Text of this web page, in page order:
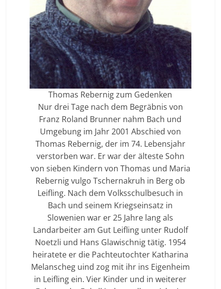
Thomas Rebernig zum Gedenken
Nur drei Tage nach dem Begräbnis von
Franz Roland Brunner nahm Bach und
Umgebung im Jahr 2001 Abschied von
Thomas Rebernig, der im 74. Lebensjahr
verstorben war. Er war der älteste Sohn
von sieben Kindern von Thomas und Maria
Rebernig vulgo Tschernakruh in Berg ob
Leifling. Nach dem Volksschulbesuch in
Bach und seinem Kriegseinsatz in
Slowenien war er 25 Jahre lang als
Landarbeiter am Gut Leifling unter Rudolf
Noetzli und Hans Glawischnig tätig. 1954
heiratete er die Pachteutochter Katharina
Melanscheg uind zog mit ihr ins Eigenheim
in Leifling ein. Vier Kinder und in weiterer